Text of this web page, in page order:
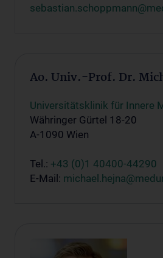
Ao. Univ.-Prof. Dr.
Universitätsklinik für Innere
Währinger Gürtel 18-20
A-1090 Wien
Tel.: +43 (0)1 40400-44290
E-Mail: